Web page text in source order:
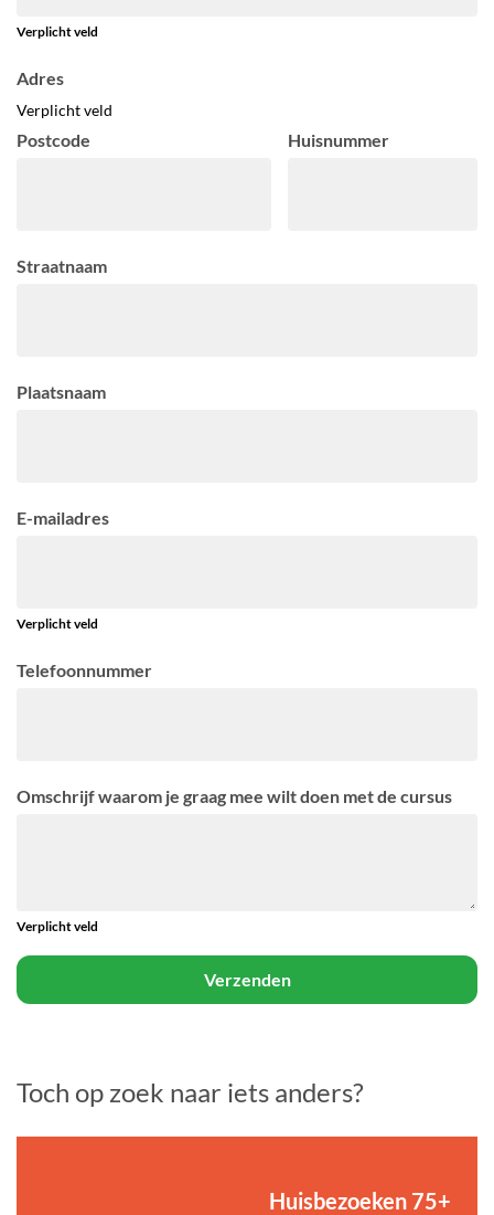
Verplicht veld
Adres
Verplicht veld
Postcode Huisnummer
Straatnaam
Plaatsnaam
E-mailadres
Verplicht veld
Telefoonnummer
Omschrijf waarom je graag mee wilt doen met de cursus
Verplicht veld
Verzenden
Toch op zoek naar iets anders?
Huisbezoeken 75+